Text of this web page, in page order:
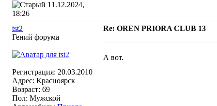
11.12.2024,
18:26
tst2
Гений форума
Регистрация: 20.03.2010
Адрес: Красноярск
Возраст: 69
Пол: Мужской
Re: OREN PRIORA CLUB 13
А вот.